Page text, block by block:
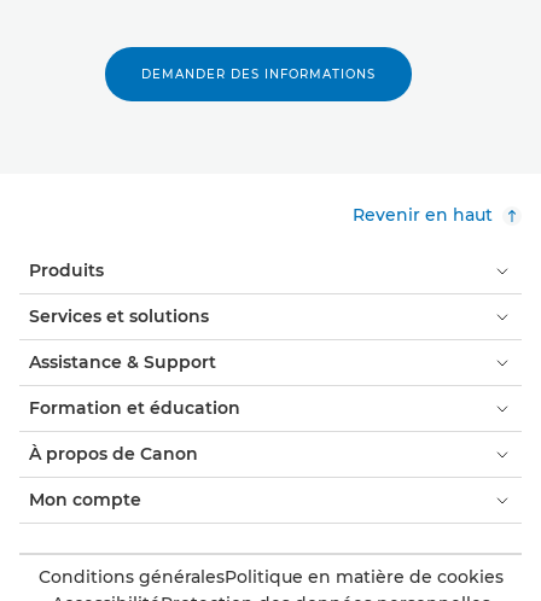
DEMANDER DES INFORMATIONS
Revenir en haut
Produits
Services et solutions
Assistance & Support
Formation et éducation
À propos de Canon
Mon compte
Conditions généralesPolitique en matière de cookies